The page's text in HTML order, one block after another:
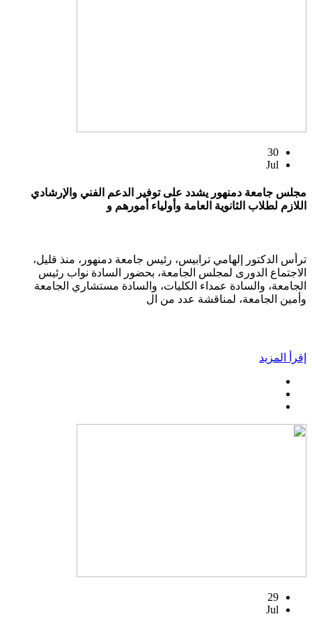
30
Jul
مجلس جامعة دمنهور يشدد على توفير الدعم الفني والإرشادي
اللازم لطلاب الثانوية العامة وأولياء أمورهم و
ترأس الدكتور إلهامي ترابيس، رئيس جامعة دمنهور، منذ قليل،
الاجتماع الدورى لمجلس الجامعة، بحضور السادة نواب رئيس
الجامعة، والسادة عمداء الكليات، والسادة مستشاري الجامعة
وأمين الجامعة، لمناقشة عدد من ال
إقرأ المزيد
29
Jul